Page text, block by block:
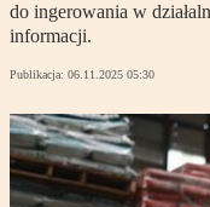
do ingerowania w
informacji.
Publikacja: 06.11.2025 05:30